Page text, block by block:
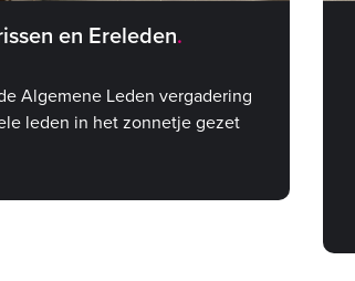
en Ereleden
Algemene Leden vergadering
leden in het zonnetje gezet